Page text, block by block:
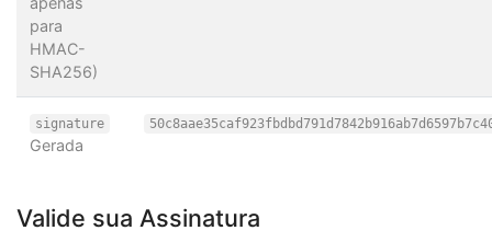
para
HMAC-
SHA256)
signature
Gerada
Valide sua Assinatura